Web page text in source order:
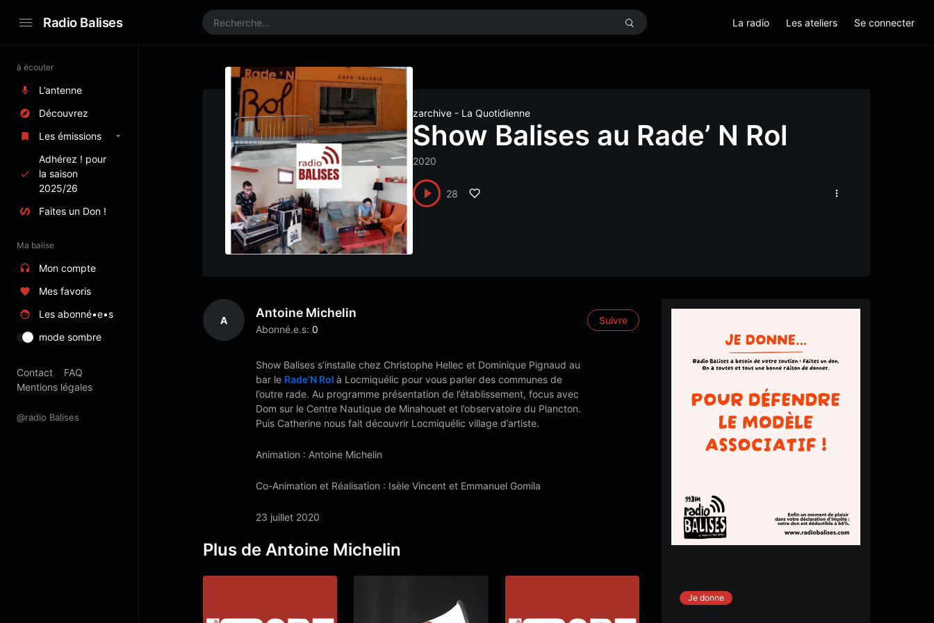
Radio Balises La radio Les ateliers Se connecter
à écouter
L’antenne
Découvrez
Les émissions
Adhérez ! pour
la saison
2025/26
Faites un Don !
Ma balise
Mon compte
Mes favoris
Les abonné•e•s
mode sombre
Contact
FAQ
Mentions légales
@radio Balises
zarchive - La Quotidienne
Show Balises au Rade’ N Rol
2020
28
A Antoine Michelin
Abonné.e.s: 0
Suivre
Show Balises s’installe chez Christophe Hellec et Dominique Pignaud au
bar le Rade’N Rol à Locmiquélic pour vous parler des communes de
l’outre rade. Au programme présentation de l’établissement, focus avec
Dom sur le Centre Nautique de Minahouet et l’observatoire du Plancton.
Puis Catherine nous fait découvrir Locmiquélic village d’artiste.
Animation : Antoine Michelin
Co-Animation et Réalisation : Isèle Vincent et Emmanuel Gomila
23 juillet 2020
Plus de Antoine Michelin
Je donne